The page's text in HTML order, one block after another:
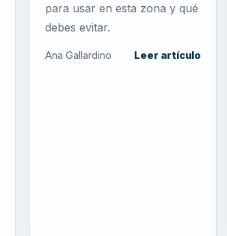
para usar en esta zona y qué
debes evitar.
Ana Gallardino Leer artículo